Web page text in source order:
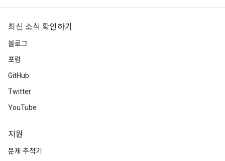
최신 소식 확인하기
블로그
포럼
GitHub
Twitter
YouTube
지원
문제 추적기